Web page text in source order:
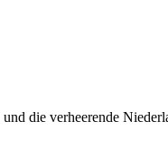
die verheerende